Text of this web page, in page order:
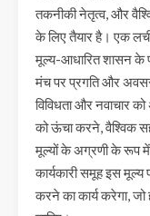
तकनीकी नेतृत्व, और
के लिए तैयार है। एक
मूल्य-आधारित शासन के
मंच पर प्रगति और
विविधता और नवाचार
को ऊंचा करने, वैश्विक
मूल्यों के अग्रणी के रूप में
कार्यकारी समूह इस
करने का कार्य करेगा, जो